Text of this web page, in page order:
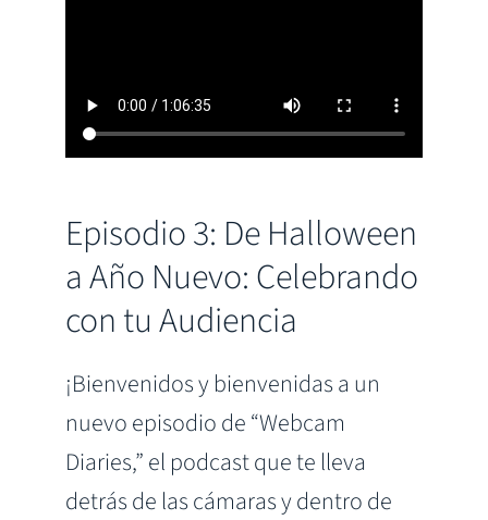
Episodio 3: De Halloween
a Año Nuevo: Celebrando
con tu Audiencia
¡Bienvenidos y bienvenidas a un
nuevo episodio de “Webcam
Diaries,” el podcast que te lleva
detrás de las cámaras y dentro de